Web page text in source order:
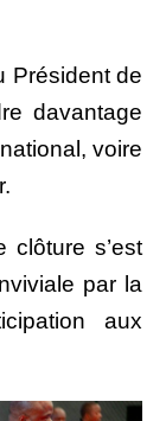
Président de
davantage
voire
clôture s’est
par la
aux